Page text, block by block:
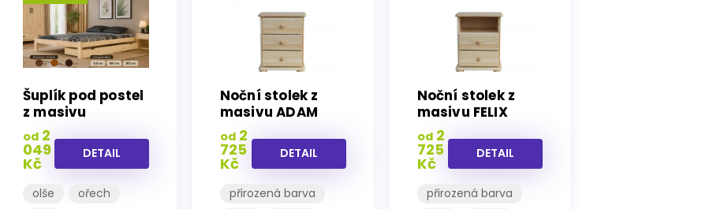
Šuplík pod postel
z masivu
borovice
od 2
049
Kč
DETAIL
olše
ořech
Noční stolek z
masivu ADAM
od2
725
Kč
DETAIL
přirozená barva
Noční stolek z
masivu FELIX
od2
725
Kč
DETAIL
přirozená barva